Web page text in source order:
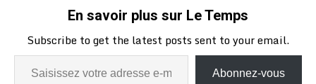
En savoir plus sur Le Temps
Subscribe to get the latest posts sent to your email.
Abonnez-vous